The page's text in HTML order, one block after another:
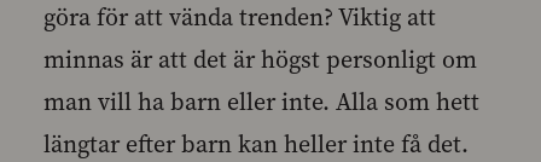
göra för att vända trenden? Viktig att
minnas är att det är högst personligt om
man vill ha barn eller inte. Alla som hett
längtar efter barn kan heller inte få det.